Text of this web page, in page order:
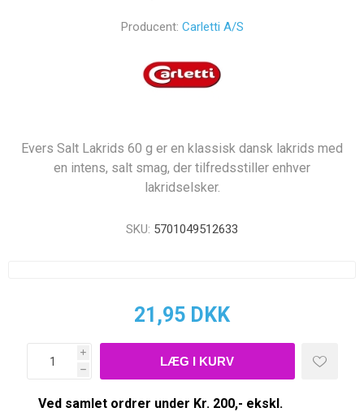
Producent: Carletti A/S
Evers Salt Lakrids 60 g er en klassisk dansk lakrids med
en intens, salt smag, der tilfredsstiller enhver
lakridselsker.
SKU: 5701049512633
21,95 DKK
i
h
Ved samlet ordrer under Kr. 200,- ekskl.